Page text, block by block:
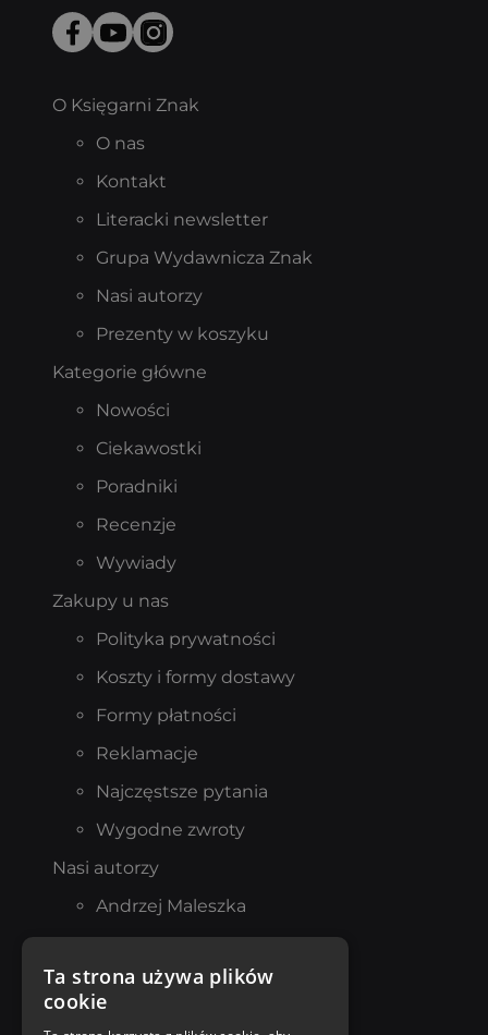
O Księgarni Znak
O nas
Kontakt
Literacki newsletter
Grupa Wydawnicza Znak
Nasi autorzy
Prezenty w koszyku
Kategorie główne
Nowości
Ciekawostki
Poradniki
Recenzje
Wywiady
Zakupy u nas
Polityka prywatności
Koszty i formy dostawy
Formy płatności
Reklamacje
Najczęstsze pytania
Wygodne zwroty
Nasi autorzy
Andrzej Maleszka
Norman Davies
Ta strona używa plików
cookie